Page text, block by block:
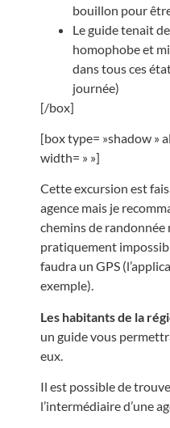
bouillon pour
Le guide tenait
homophobe et
dans tous ces
journée)
[/box]
[box type= »shadow »
width= » »]
Cette excursion est
agence mais je
chemins de randonnée
pratiquement
faudra un GPS
exemple).
Les habitants de la
un guide vous
eux.
Il est possible de
l’intermédiaire d’une